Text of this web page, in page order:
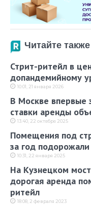
Читайте
Стрит-ритейл в
допандемийному
10:01, 21 января 2026
В Москве впервые
ставки аренды
13:40, 22 октября 2025
Помещения под
за год
10:31, 22 января 2025
На Кузнецком
дорогая аренда
ритейл
18:08, 2 февраля 2023